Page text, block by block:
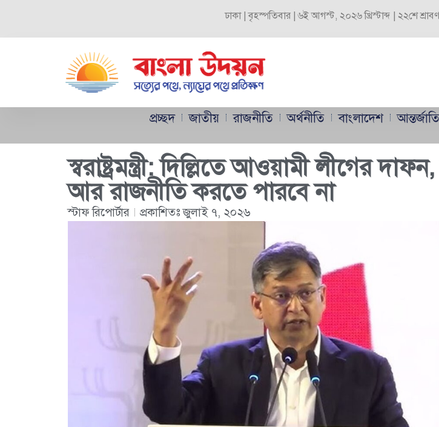
ঢাকা | বৃহস্পতিবার | ৬ই আগস্ট, ২০২৬ খ্রিস্টাব্দ | ২২শে
প্রচ্ছদ জাতীয় রাজনীতি অর্থনীতি বাংলাদেশ
স্বরাষ্ট্রমন্ত্রী: দিল্লিতে আওয়ামী লীগের
আর রাজনীতি করতে পারবে না
স্টাফ রিপোর্টার প্রকাশিতঃজুলাই ৭, ২০২৬